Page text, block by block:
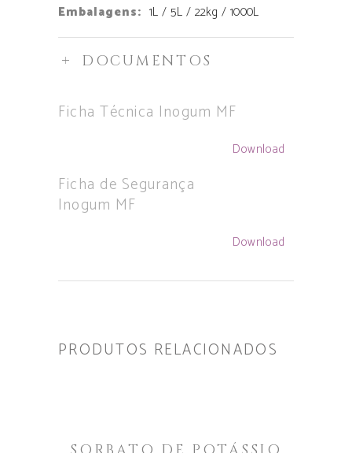
Embalagens: 1L / 5L / 22kg / 1000L
DOCUMENTOS
Ficha Técnica Inogum MF
Download
Ficha de Segurança
Inogum MF
Download
PRODUTOS RELACIONADOS